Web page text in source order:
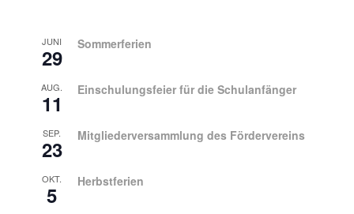
JUNI
29
Sommerferien
AUG.
11
Einschulungsfeier für die Schulanfänger
SEP.
23
Mitgliederversammlung des Fördervereins
OKT.
5
Herbstferien